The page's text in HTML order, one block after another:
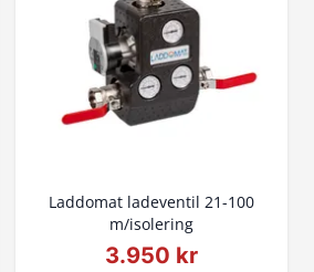
Laddomat ladeventil 21-100
m/isolering
3.950 kr